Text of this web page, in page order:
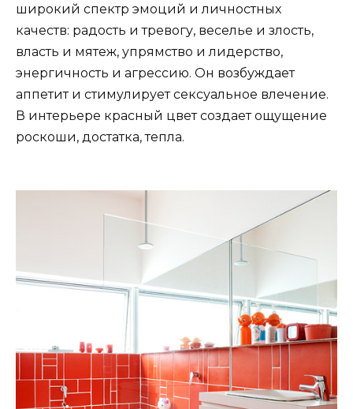
широкий спектр эмоций и личностных
качеств: радость и тревогу, веселье и злость,
власть и мятеж, упрямство и лидерство,
энергичность и агрессию. Он возбуждает
аппетит и стимулирует сексуальное влечение.
В интерьере красный цвет создает ощущение
роскоши, достатка, тепла.